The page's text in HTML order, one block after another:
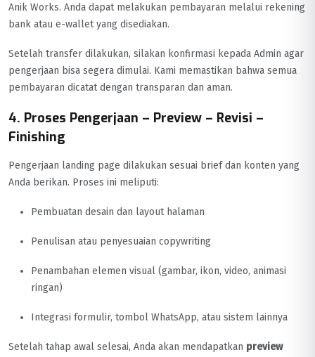
Anik Works. Anda dapat melakukan pembayaran melalui rekening
bank atau e-wallet yang disediakan.
Setelah transfer dilakukan, silakan konfirmasi kepada Admin agar
pengerjaan bisa segera dimulai. Kami memastikan bahwa semua
pembayaran dicatat dengan transparan dan aman.
4. Proses Pengerjaan – Preview – Revisi –
Finishing
Pengerjaan landing page dilakukan sesuai brief dan konten yang
Anda berikan. Proses ini meliputi:
Pembuatan desain dan layout halaman
Penulisan atau penyesuaian copywriting
Penambahan elemen visual (gambar, ikon, video, animasi
ringan)
Integrasi formulir, tombol WhatsApp, atau sistem lainnya
Setelah tahap awal selesai, Anda akan mendapatkan preview